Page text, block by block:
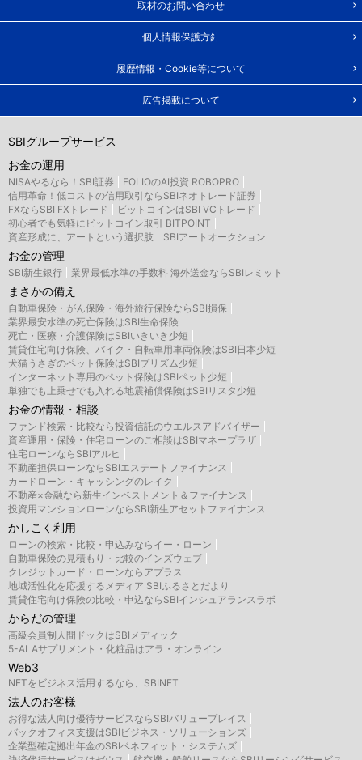
取材のお問い合わせ
個人情報保護方針
履歴情報・Cookie等について
広告掲載について
SBIグループサービス
お金の運用
NISAやるなら！SBI証券
FOLIOのAI投資 ROBOPRO
信用革命！低コストの信用取引ならSBIネオトレード証券
FXならSBI FXトレード
ビットコインはSBI VCトレード
初心者でも気軽にビットコイン取引 BITPOINT
資産形成に、アートという選択肢 SBIアートオークション
お金の管理
SBI新生銀行 業界最低水準の手数料 海外送金ならSBIレミット
まさかの備え
自動車保険・がん保険・海外旅行保険ならSBI損保
業界最安水準の死亡保険はSBI生命保険
死亡・医療・介護保険はSBIいきいき少短
賃貸住宅向け保険、バイク・自転車用車両保険はSBI日本少短
犬猫うさぎのペット保険はSBIプリズム少短
インターネット専用のペット保険はSBIペット少短
単独でも上乗せでも入れる地震補償保険はSBIリスタ少短
お金の情報・相談
ファンド検索・比較なら投資信託のウエルスアドバイザー
資産運用・保険・住宅ローンのご相談はSBIマネープラザ
住宅ローンならSBIアルヒ
不動産担保ローンならSBIエステートファイナンス
カードローン・キャッシングのレイク
不動産×金融なら新生インベストメント＆ファイナンス
投資用マンションローンならSBI新生アセットファイナンス
かしこく利用
ローンの検索・比較・申込みならイー・ローン
自動車保険の見積もり・比較のインズウェブ
クレジットカード・ローンならアプラス
地域活性化を応援するメディア SBIふるさとだより
賃貸住宅向け保険の比較・申込ならSBIインシュアランスラボ
からだの管理
高級会員制人間ドックはSBIメディック
5-ALAサプリメント・化粧品はアラ・オンライン
Web3
NFTをビジネス活用するなら、SBINFT
法人のお客様
お得な法人向け優待サービスならSBIバリュープレイス
バックオフィス支援はSBIビジネス・ソリューションズ
企業型確定拠出年金のSBIベネフィット・システムズ